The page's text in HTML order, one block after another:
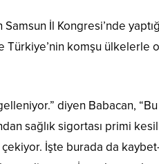
İl Kongresi’nde
komşu ülkelerle
diyen Babacan,
sağlık sigortası primi
İşte burada da